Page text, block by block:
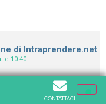
di Intraprendere.net
10:40
CONTATTACI